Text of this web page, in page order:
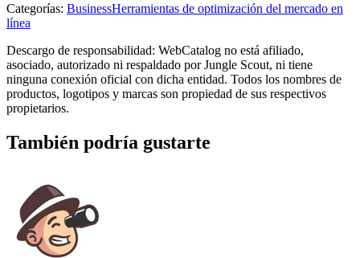
Categorías: BusinessHerramientas de optimización del mercado en
línea
Descargo de responsabilidad: WebCatalog no está afiliado,
asociado, autorizado ni respaldado por Jungle Scout, ni tiene
ninguna conexión oficial con dicha entidad. Todos los nombres de
productos, logotipos y marcas son propiedad de sus respectivos
propietarios.
También podría gustarte